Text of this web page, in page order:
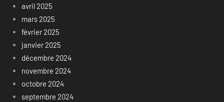
avril 2025
mars 2025
février 2025
janvier 2025
décembre 2024
novembre 2024
octobre 2024
septembre 2024